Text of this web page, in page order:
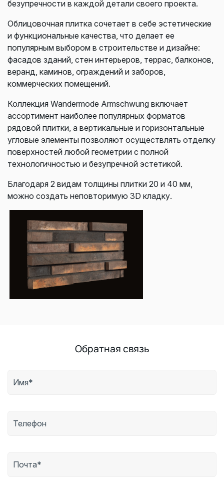
безупречности в каждой детали своего проекта.
Облицовочная плитка сочетает в себе эстетические
и функциональные качества, что делает ее
популярным выбором в строительстве и дизайне:
фасадов зданий, стен интерьеров, террас, балконов,
веранд, каминов, ограждений и заборов,
коммерческих помещений.
Коллекция Wandermode Armschwung включает
ассортимент наиболее популярных форматов
рядовой плитки, а вертикальные и горизонтальные
угловые элементы позволяют осуществлять отделку
поверхностей любой геометрии с полной
технологичностью и безупречной эстетикой.
Благодаря 2 видам толщины плитки 20 и 40 мм,
можно создать неповторимую 3D кладку.
Обратная связь